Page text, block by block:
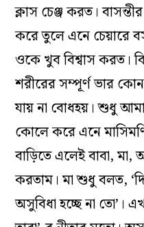
ক্লাস চেঞ্জ করত।
করে তুলে এনে চেয়ারে
ওকে খুব বিশ্বাস করত।
শরীরের সম্পূর্ণ ভার
যায় না বোধহয়। শুধু
কোলে করে এনে
বাড়িতে এলেই বাবা, মা,
করতাম। মা শুধু বলত,
অসুবিধা হচ্ছে না তো’।